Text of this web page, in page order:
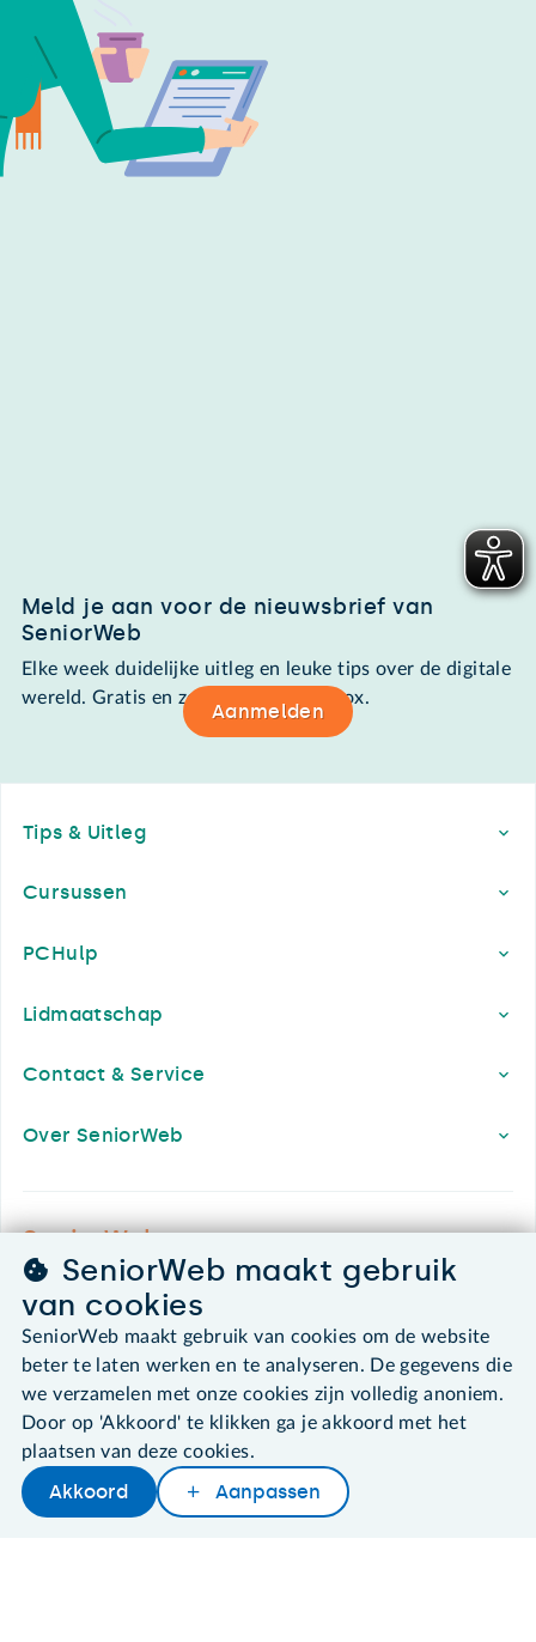
Later lezen Delen Woordenboek
Meld je aan voor de nieuwsbrief van
SeniorWeb
Elke week duidelijke uitleg en leuke tips over de digitale
wereld. Gratis en zomaar in de mailbox.
Aanmelden
Tips & Uitleg
Cursussen
PCHulp
Lidmaatschap
Contact & Service
Over SeniorWeb
SeniorWeb.
De computerhulp voor u.
030 - 276 99 65
leden@seniorweb.nl
©2026 SeniorWeb
Algemene voorwaarden
SeniorWeb maakt gebruik
van cookies
SeniorWeb maakt gebruik van cookies om de website
beter te laten werken en te analyseren. De gegevens die
we verzamelen met onze cookies zijn volledig anoniem.
Door op 'Akkoord' te klikken ga je akkoord met het
plaatsen van deze cookies.
Akkoord Aanpassen